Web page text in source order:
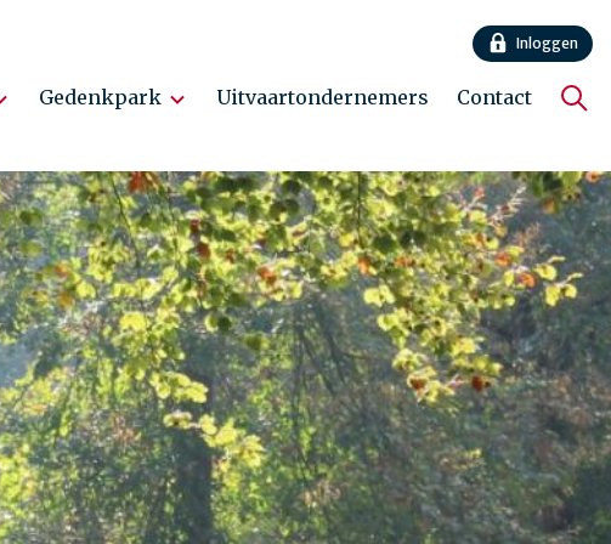
Inloggen
Gedenkpark Uitvaartondernemers Contact